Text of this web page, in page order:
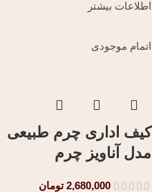
اطلاعات بیشتر
اتمام موجودی
کیف اداری چرم طبیعی
مدل آناویز چرم
2,680,000 تومان